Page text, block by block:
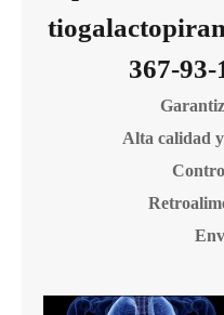
367-
Alta calidad